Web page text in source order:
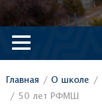
Главная О школе
50 лет РФМШ